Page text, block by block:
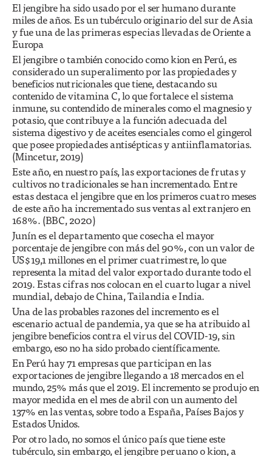
El jengibre ha sido usado por el ser humano durante
miles de años. Es un tubérculo originario del sur de Asia
y fue una de las primeras especias llevadas de Oriente a
Europa
El jengibre o también conocido como kion en Perú, es
considerado un superalimento por las propiedades y
beneficios nutricionales que tiene, destacando su
contenido de vitamina C, lo que fortalece el sistema
inmune, su contendido de minerales como el magnesio y
potasio, que contribuye a la función adecuada del
sistema digestivo y de aceites esenciales como el gingerol
que posee propiedades antisépticas y antiinflamatorias.
(Mincetur, 2019)
Este año, en nuestro país, las exportaciones de frutas y
cultivos no tradicionales se han incrementado. Entre
estas destaca el jengibre que en los primeros cuatro meses
de este año ha incrementado sus ventas al extranjero en
168%. (BBC, 2020)
Junín es el departamento que cosecha el mayor
porcentaje de jengibre con más del 90%, con un valor de
US$19,1 millones en el primer cuatrimestre, lo que
representa la mitad del valor exportado durante todo el
2019. Estas cifras nos colocan en el cuarto lugar a nivel
mundial, debajo de China, Tailandia e India.
Una de las probables razones del incremento es el
escenario actual de pandemia, ya que se ha atribuido al
jengibre beneficios contra el virus del COVID-19, sin
embargo, eso no ha sido probado científicamente.
En Perú hay 71 empresas que participan en las
exportaciones de jengibre llegando a 18 mercados en el
mundo, 25% más que el 2019. El incremento se produjo en
mayor medida en el mes de abril con un aumento del
137% en las ventas, sobre todo a España, Países Bajos y
Estados Unidos.
Por otro lado, no somos el único país que tiene este
tubérculo, sin embargo, el jengibre peruano o kion, a